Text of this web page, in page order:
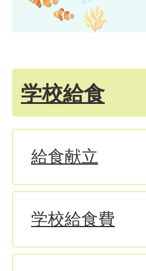
学校給食
給食献立
学校給食費